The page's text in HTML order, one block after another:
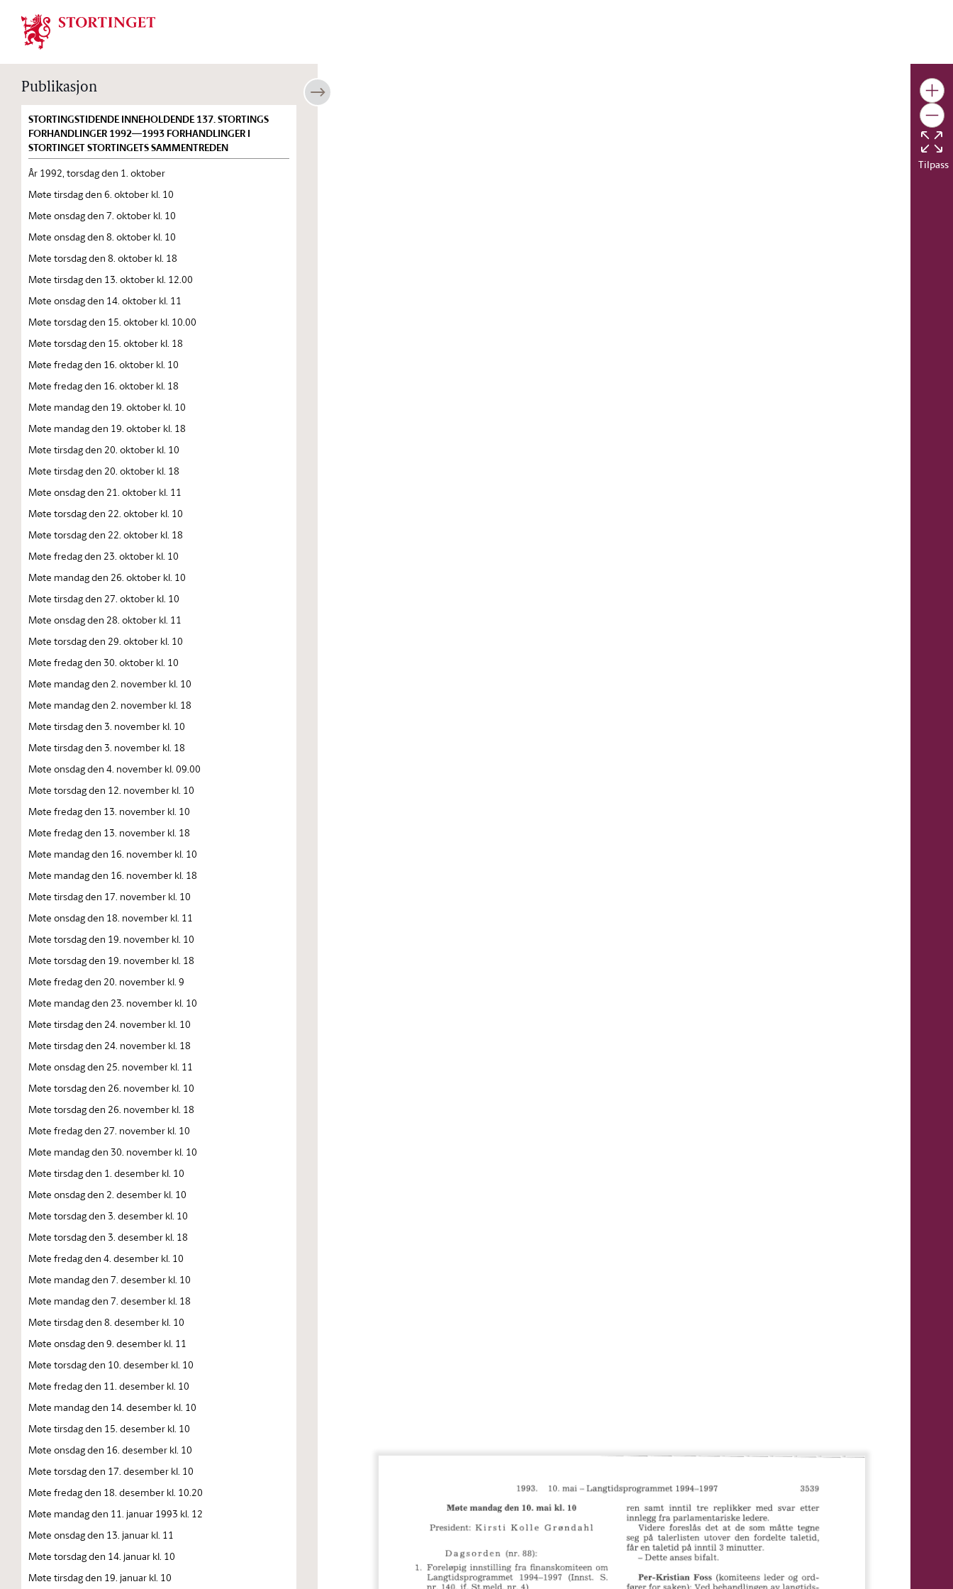
Stortinget.no
Publikasjon
STORTINGSTIDENDE INNEHOLDENDE 137. STORTINGS
FORHANDLINGER 1992—1993 FORHANDLINGER I
STORTINGET STORTINGETS SAMMENTREDEN
År 1992, torsdag den 1. oktober
Møte tirsdag den 6. oktober kl. 10
Møte onsdag den 7. oktober kl. 10
Møte onsdag den 8. oktober kl. 10
Møte torsdag den 8. oktober kl. 18
Møte tirsdag den 13. oktober kl. 12.00
Møte onsdag den 14. oktober kl. 11
Møte torsdag den 15. oktober kl. 10.00
Møte torsdag den 15. oktober kl. 18
Møte fredag den 16. oktober kl. 10
Møte fredag den 16. oktober kl. 18
Møte mandag den 19. oktober kl. 10
Møte mandag den 19. oktober kl. 18
Møte tirsdag den 20. oktober kl. 10
Møte tirsdag den 20. oktober kl. 18
Møte onsdag den 21. oktober kl. 11
Møte torsdag den 22. oktober kl. 10
Møte torsdag den 22. oktober kl. 18
Møte fredag den 23. oktober kl. 10
Møte mandag den 26. oktober kl. 10
Møte tirsdag den 27. oktober kl. 10
Møte onsdag den 28. oktober kl. 11
Møte torsdag den 29. oktober kl. 10
Møte fredag den 30. oktober kl. 10
Møte mandag den 2. november kl. 10
Møte mandag den 2. november kl. 18
Møte tirsdag den 3. november kl. 10
Møte tirsdag den 3. november kl. 18
Møte onsdag den 4. november kl. 09.00
Møte torsdag den 12. november kl. 10
Møte fredag den 13. november kl. 10
Møte fredag den 13. november kl. 18
Møte mandag den 16. november kl. 10
Møte mandag den 16. november kl. 18
Møte tirsdag den 17. november kl. 10
Møte onsdag den 18. november kl. 11
Møte torsdag den 19. november kl. 10
Møte torsdag den 19. november kl. 18
Møte fredag den 20. november kl. 9
Møte mandag den 23. november kl. 10
Møte tirsdag den 24. november kl. 10
Møte tirsdag den 24. november kl. 18
Møte onsdag den 25. november kl. 11
Møte torsdag den 26. november kl. 10
Møte torsdag den 26. november kl. 18
Møte fredag den 27. november kl. 10
Møte mandag den 30. november kl. 10
Møte tirsdag den 1. desember kl. 10
Møte onsdag den 2. desember kl. 10
Møte torsdag den 3. desember kl. 10
Møte torsdag den 3. desember kl. 18
Møte fredag den 4. desember kl. 10
Møte mandag den 7. desember kl. 10
Møte mandag den 7. desember kl. 18
Møte tirsdag den 8. desember kl. 10
Møte onsdag den 9. desember kl. 11
Møte torsdag den 10. desember kl. 10
Møte fredag den 11. desember kl. 10
Møte mandag den 14. desember kl. 10
Møte tirsdag den 15. desember kl. 10
Møte onsdag den 16. desember kl. 10
Møte torsdag den 17. desember kl. 10
Møte fredag den 18. desember kl. 10.20
Møte mandag den 11. januar 1993 kl. 12
Møte onsdag den 13. januar kl. 11
Møte torsdag den 14. januar kl. 10
Møte tirsdag den 19. januar kl. 10